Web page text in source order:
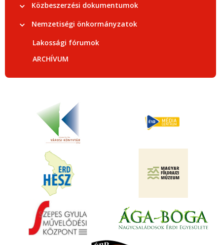
Közbeszerzési dokumentumok
Nemzetiségi önkormányzatok
Lakossági fórumok
ARCHÍVUM